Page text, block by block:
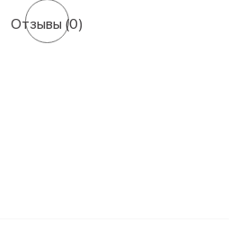
Отзывы (0)